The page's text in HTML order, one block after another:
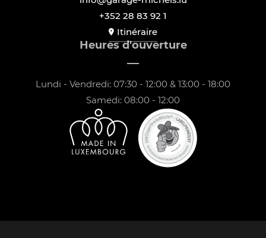
+352 28 83 92 1
Itinéraire
Heures d'ouverture
Lundi - Vendredi: 07:30 - 12:00 & 13:00 - 18:00
Samedi: 08:00 - 12:00